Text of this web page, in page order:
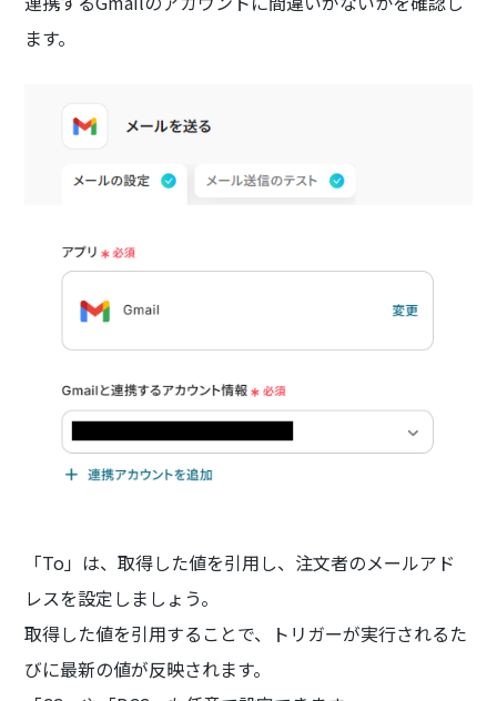
ます。
「To」は、取得した値を引用し、注文者のメールアド
レスを設定しましょう。
取得した値を引用することで、トリガーが実行されるた
びに最新の値が反映されます。